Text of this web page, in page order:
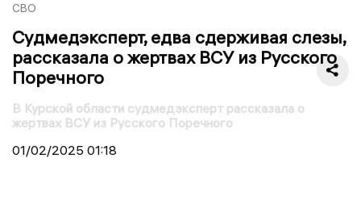
СВО
Судмедэксперт, едва сдерживая слезы,
рассказала о жертвах ВСУ из Русского
Поречного
В Курской области судмедэксперт рассказала о
жертвах ВСУ из Русского Поречного
01/02/2025 01:18